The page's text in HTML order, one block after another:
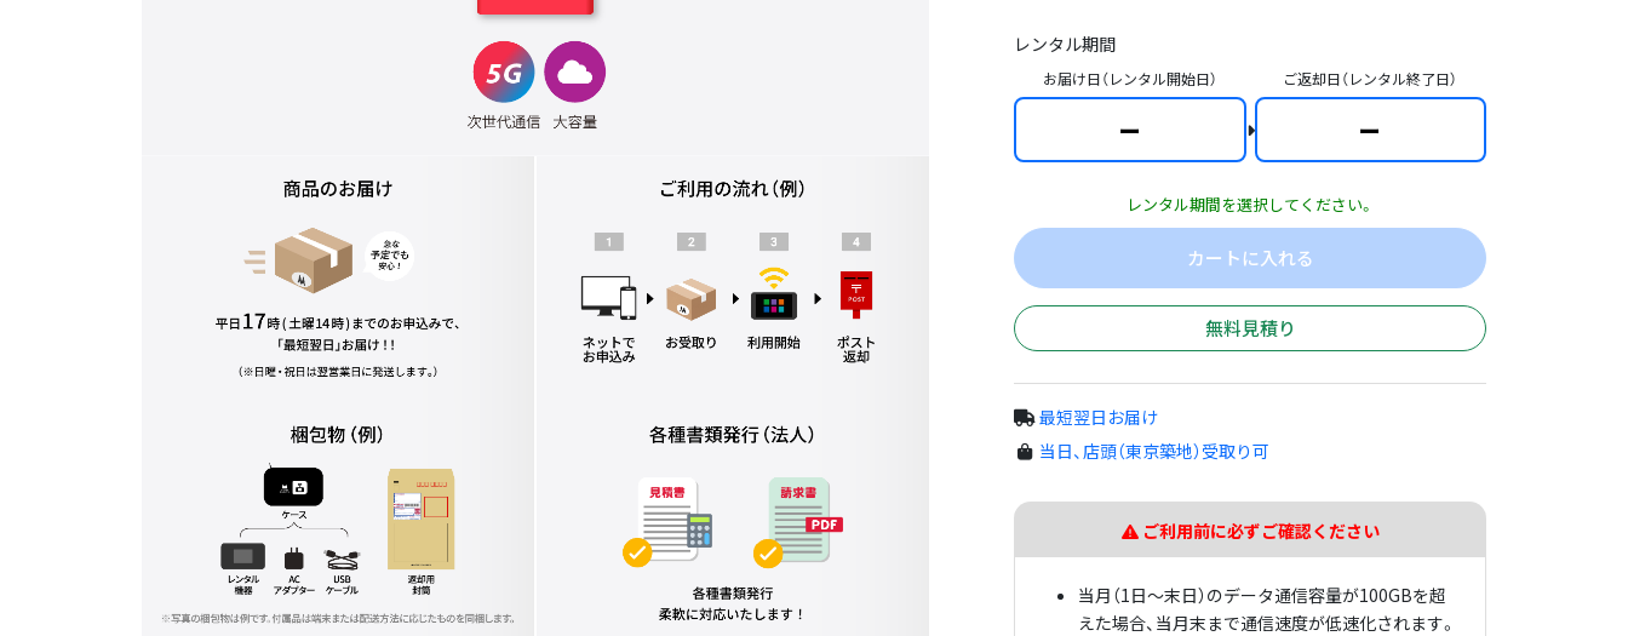
レンタル期間
お届け日（レンタル開始日）
ー
ご返却日（レンタル終了日）
ー
レンタル期間を選択してください。
カートに入れる
無料見積り
最短翌日お届け
当日、店頭（東京築地）受取り可
ご利用前に必ずご確認ください
当月（1日～末日）のデータ通信容量が100GBを超
えた場合、当月末まで通信速度が低速化されます。